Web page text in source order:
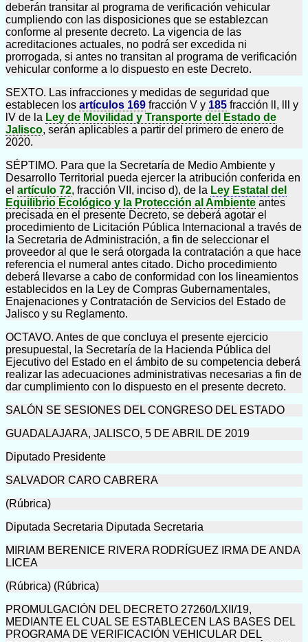
deberán transitar al programa de verificación vehicular
cumpliendo con las disposiciones que se establezcan
conforme al presente decreto. La vigencia de las
acreditaciones actuales, no podrá ser excedida ni
prorrogada, si antes no transitan al programa de verificación
vehicular conforme a lo dispuesto en este Decreto.
SEXTO. Las infracciones y medidas de seguridad que
establecen los artículos 169 fracción V y 185 fracción ll, lll y
lV de la Ley de Movilidad y Transporte del Estado de
Jalisco, serán aplicables a partir del primero de enero de
2020.
SÉPTIMO. Para que la Secretaría de Medio Ambiente y
Desarrollo Territorial pueda ejercer la atribución conferida en
el artículo 72, fracción VII, inciso d), de la Ley Estatal del
Equilibrio Ecológico y la Protección al Ambiente antes
precisada en el presente Decreto, se deberá agotar el
procedimiento de Licitación Pública Internacional a través de
la Secretaria de Administración, a fin de seleccionar el
proveedor al que le será otorgada la contratación a que hace
referencia el numeral antes citado. Dicho procedimiento
deberá llevarse a cabo de conformidad con los lineamientos
establecidos en la Ley de Compras Gubernamentales,
Enajenaciones y Contratación de Servicios del Estado de
Jalisco y su Reglamento.
OCTAVO. Antes de que concluya el presente ejercicio
presupuestal, la Secretaría de la Hacienda Pública del
Ejecutivo del Estado en el ámbito de su competencia deberá
realizar las adecuaciones administrativas necesarias a fin de
dar cumplimiento con lo dispuesto en el presente decreto.
SALÓN SE SESIONES DEL CONGRESO DEL ESTADO
GUADALAJARA, JALISCO, 5 DE ABRIL DE 2019
Diputado Presidente
SALVADOR CARO CABRERA
(Rúbrica)
Diputada Secretaria Diputada Secretaria
MIRIAM BERENICE RIVERA RODRÍGUEZ IRMA DE ANDA
LICEA
(Rúbrica) (Rúbrica)
PROMULGACIÓN DEL DECRETO 27260/LXII/19,
MEDIANTE EL CUAL SE ESTABLECEN LAS BASES DEL
PROGRAMA DE VERIFICACIÓN VEHICULAR DEL